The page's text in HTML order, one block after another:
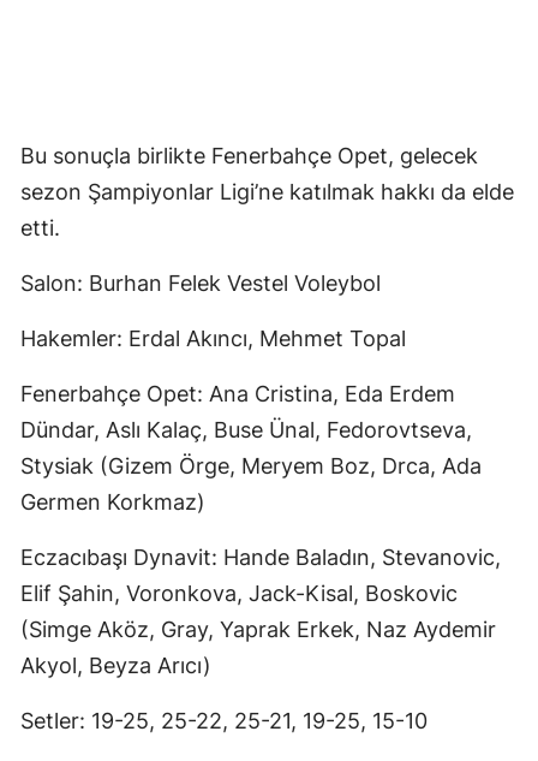
Bu sonuçla birlikte Fenerbahçe Opet, gelecek
sezon Şampiyonlar Ligi’ne katılmak hakkı da elde
etti.
Salon: Burhan Felek Vestel Voleybol
Hakemler: Erdal Akıncı, Mehmet Topal
Fenerbahçe Opet: Ana Cristina, Eda Erdem
Dündar, Aslı Kalaç, Buse Ünal, Fedorovtseva,
Stysiak (Gizem Örge, Meryem Boz, Drca, Ada
Germen Korkmaz)
Eczacıbaşı Dynavit: Hande Baladın, Stevanovic,
Elif Şahin, Voronkova, Jack-Kisal, Boskovic
(Simge Aköz, Gray, Yaprak Erkek, Naz Aydemir
Akyol, Beyza Arıcı)
Setler: 19-25, 25-22, 25-21, 19-25, 15-10